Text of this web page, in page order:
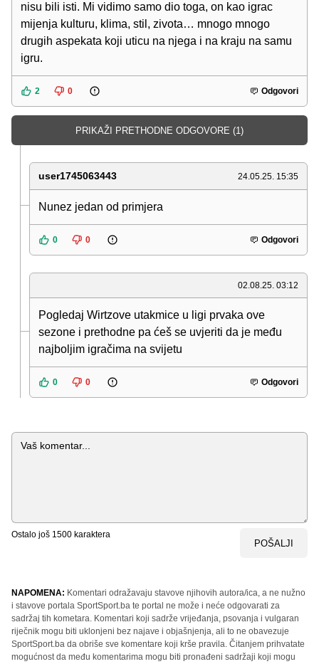
nisu bili isti. Mi vidimo samo dio toga, on kao igrac
mijenja kulturu, klima, stil, zivota… mnogo mnogo
drugih aspekata koji uticu na njega i na kraju na samu
igru.
2 0 Odgovori
PRIKAŽI PRETHODNE ODGOVORE (1)
user1745063443 24.05.25. 15:35
Nunez jedan od primjera
0 0 Odgovori
02.08.25. 03:12
Pogledaj Wirtzove utakmice u ligi prvaka ove
sezone i prethodne pa ćeš se uvjeriti da je među
najboljim igračima na svijetu
0 0 Odgovori
Komentar
Ostalo još 1500 karaktera
POŠALJI
NAPOMENA: Komentari odražavaju stavove njihovih autora/ica, a ne nužno
i stavove portala SportSport.ba te portal ne može i neće odgovarati za
sadržaj tih kometara. Komentari koji sadrže vrijeđanja, psovanja i vulgaran
riječnik mogu biti uklonjeni bez najave i objašnjenja, ali to ne obavezuje
SportSport.ba da obriše sve komentare koji krše pravila. Čitanjem prihvatate
mogućnost da među komentarima mogu biti pronađeni sadržaji koji mogu